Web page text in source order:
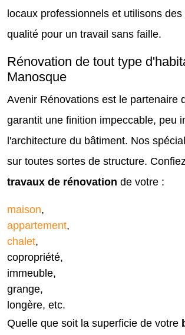
locaux professionnels et utilisons
qualité pour un travail sans faille.
Rénovation de tout type
Manosque
Avenir Rénovations est le partenaire
garantit une finition impeccable, peu
l'architecture du bâtiment. Nos
sur toutes sortes de structure.
travaux de rénovation de votre :
maison,
appartement,
chalet,
copropriété,
immeuble,
grange,
longère, etc.
Quelle que soit la superficie de votre